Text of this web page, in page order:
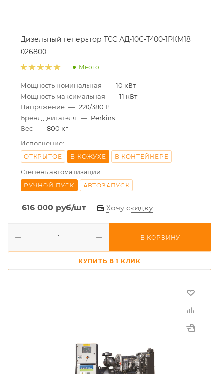
Дизельный генератор ТСС АД-10С-Т400-1РКМ18
026800
Много
Мощность номинальная — 10 кВт
Мощность максимальная — 11 кВт
Напряжение — 220/380 В
Бренд двигателя — Perkins
Вес — 800 кг
Исполнение:
ОТКРЫТОЕ В КОЖУХЕ В КОНТЕЙНЕРЕ
Степень автоматизации:
РУЧНОЙ ПУСК АВТОЗАПУСК
616 000 руб/шт Хочу скидку
В КОРЗИНУ
КУПИТЬ В 1 КЛИК